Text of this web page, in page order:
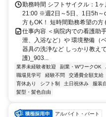
勤務時間 シフトサイクル：1
21:00 ※週2日～5日、1日5h～
方もOK！ 短時間勤務希望の方
仕事内容 ＜病院内での看護助
泄、入浴など）や 環境整備（
器具の洗浄など しっかり教え
護)_903...
業界未経験者歓迎 副業・WワークOK
職場見学可
経験不問 交通費全額支給
育休あり
シフト制 土日祝休み 服装
髪型・髪色自由
アルバイト・パート